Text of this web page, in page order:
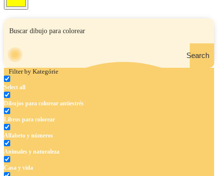
Search
Filter by Kategórie
Select all
Dibujos para colorear antiestrés
Libros para colorear
Alfabeto y números
Animales y naturaleza
Casa y vida